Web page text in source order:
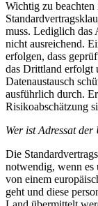
Wichtig zu beachten
muss. Lediglich das
nicht ausreichend.
erfolgen, dass
das Drittland erfolgt
Datenaustausch
ausführlich durch.
Risikoabschätzung
Wer ist Adressat
Die
notwendig, wenn es
von einem
geht und diese